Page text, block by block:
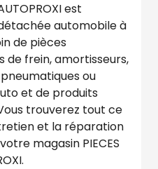
est
automobile à
de pièces
de frein, amortisseurs,
ou
et de produits
trouverez tout ce
et la réparation
magasin PIECES